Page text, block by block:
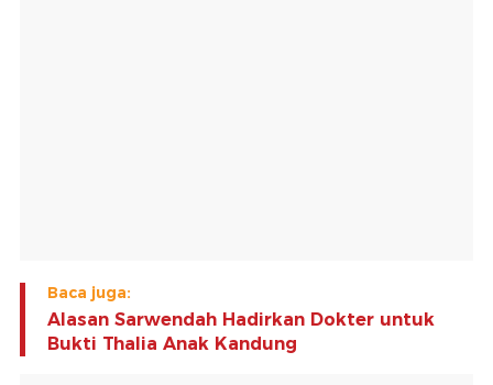
Baca juga:
Alasan Sarwendah Hadirkan Dokter untuk
Bukti Thalia Anak Kandung